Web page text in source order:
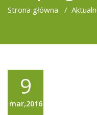
Strona główna /
9
mar,2016